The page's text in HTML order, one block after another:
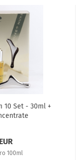
10 Set - 30ml +
100ml